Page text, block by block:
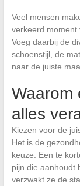
Veel mensen
verkeerd moment
Voeg daarbij de
schoenstijl, de
naar de juiste
Waarom
alles
Kiezen voor de
Het is de
keuze. Een te
pijn die aanhoudt
verzwakt ze de